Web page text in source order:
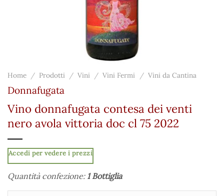
Home / Prodotti / Vini / Vini Fermi / Vini da Cantina
Donnafugata
Vino donnafugata contesa dei venti
nero avola vittoria doc cl 75 2022
Accedi per vedere i prezzi
Quantità confezione: 1 Bottiglia